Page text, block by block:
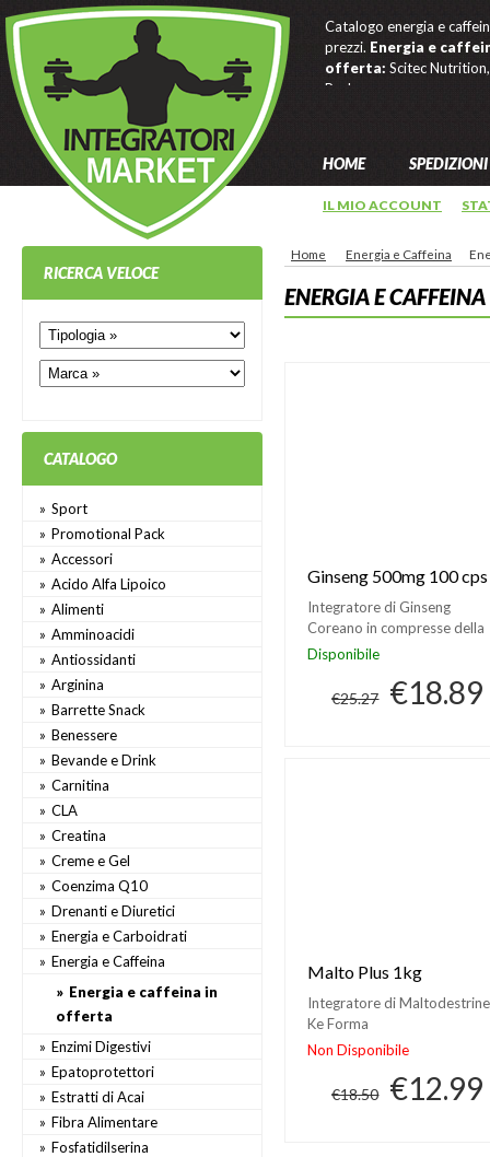
Catalogo energia e
prezzi. Energia e
offerta: Scitec
Packs.
HOME SPEDIZIONI
IL MIO ACCOUNT
RICERCA VELOCE
CATALOGO
Sport
Promotional Pack
Accessori
Acido Alfa Lipoico
Alimenti
Amminoacidi
Antiossidanti
Arginina
Barrette Snack
Benessere
Bevande e Drink
Carnitina
CLA
Creatina
Creme e Gel
Coenzima Q10
Drenanti e Diuretici
Energia e Carboidrati
Energia e Caffeina
Energia e caffeina in
offerta
Enzimi Digestivi
Epatoprotettori
Estratti di Acai
Fibra Alimentare
Fosfatidilserina
Home Energia e Caffeina
ENERGIA E
Ginseng 500mg 100 cps
Integratore di Ginseng
Coreano in compresse della
Scitec Nutrition
Disponibile
€25.27 €18.89
Malto Plus 1kg
Integratore di Maltodestrine
Ke Forma
Non Disponibile
€18.50 €12.99